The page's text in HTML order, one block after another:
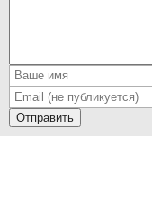
Отправить